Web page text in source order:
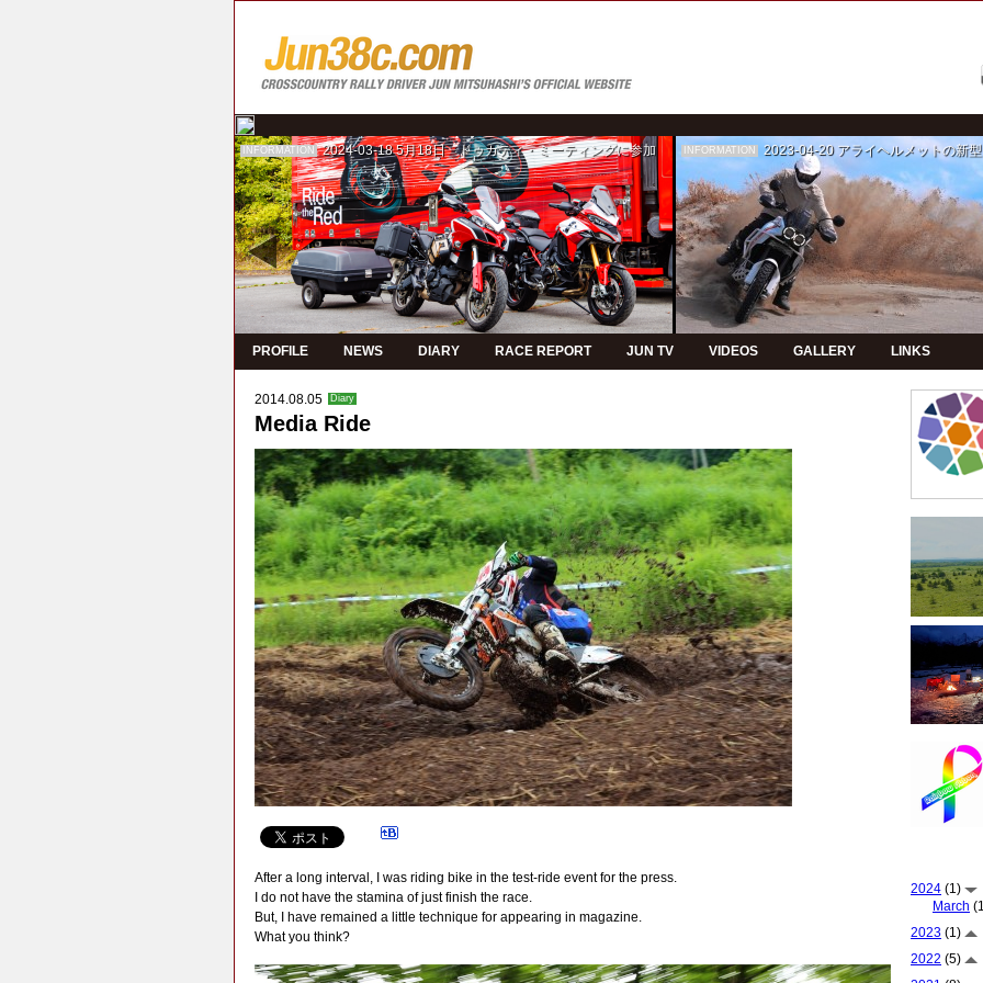
INFORMATION 2024-03-18 5月18日 ドゥカティ・ミーティングに参加 INFORMATION 2023-04-20 アライヘルメットの新型モデルPVの制
PROFILE NEWS DIARY RACE REPORT JUN TV VIDEOS GALLERY LINKS
2014.08.05 Diary
Media Ride
After a long interval, I was riding bike in the test-ride event for the press.
I do not have the stamina of just finish the race.
But, I have remained a little technique for appearing in magazine.
What you think?
2024 (1)
March
2023 (1)
2022 (5)